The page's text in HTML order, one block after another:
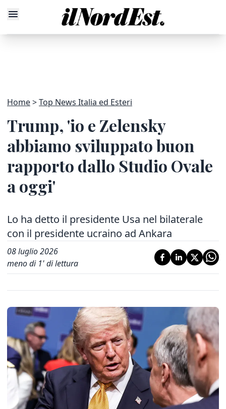
Home Top News Italia ed Esteri
Trump, 'io e Zelensky
abbiamo sviluppato buon
rapporto dallo Studio Ovale
a oggi'
Lo ha detto il presidente Usa nel bilaterale
con il presidente ucraino ad Ankara
08 luglio 2026
meno di 1' di lettura